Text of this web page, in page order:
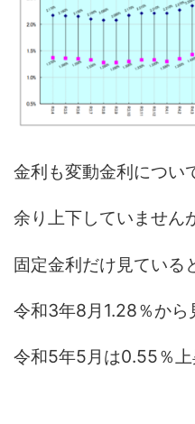
金利も変動金利につい
余り上下していません
固定金利だけ見ている
令和3年8月1.28％から
令和5年5月は0.55％上